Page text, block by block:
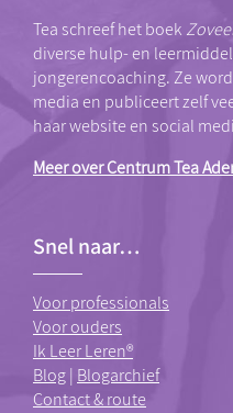
Tea schreef het boek
diverse hulp- en
jongerencoaching. Ze
media en publiceert zelf
haar website en social
Meer over Centrum Tea
Snel naar…
Voor professionals
Voor ouders
Ik Leer Leren®
Blog| Blogarchief
Contact & route